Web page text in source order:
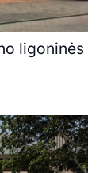
ligoninės